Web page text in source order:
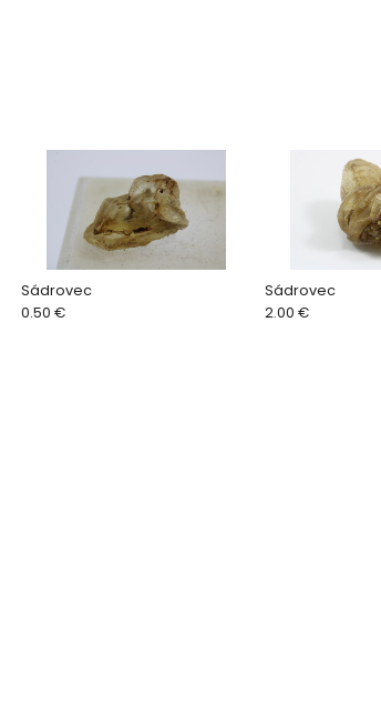
Sádrovec
0.50 €
Sádrovec
2.00 €